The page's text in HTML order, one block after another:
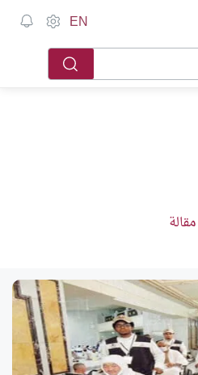
EN